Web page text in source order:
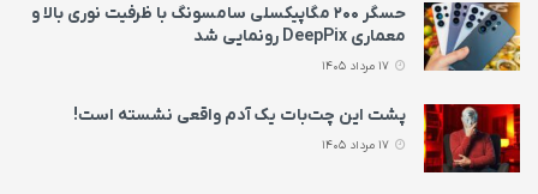
حسگر ۲۰۰ مگاپیکسلی سامسونگ با ظرفیت نوری بالا و
معماری DeepPix رونمایی شد
پشت این چت‌بات یک آدم واقعی نشسته است!